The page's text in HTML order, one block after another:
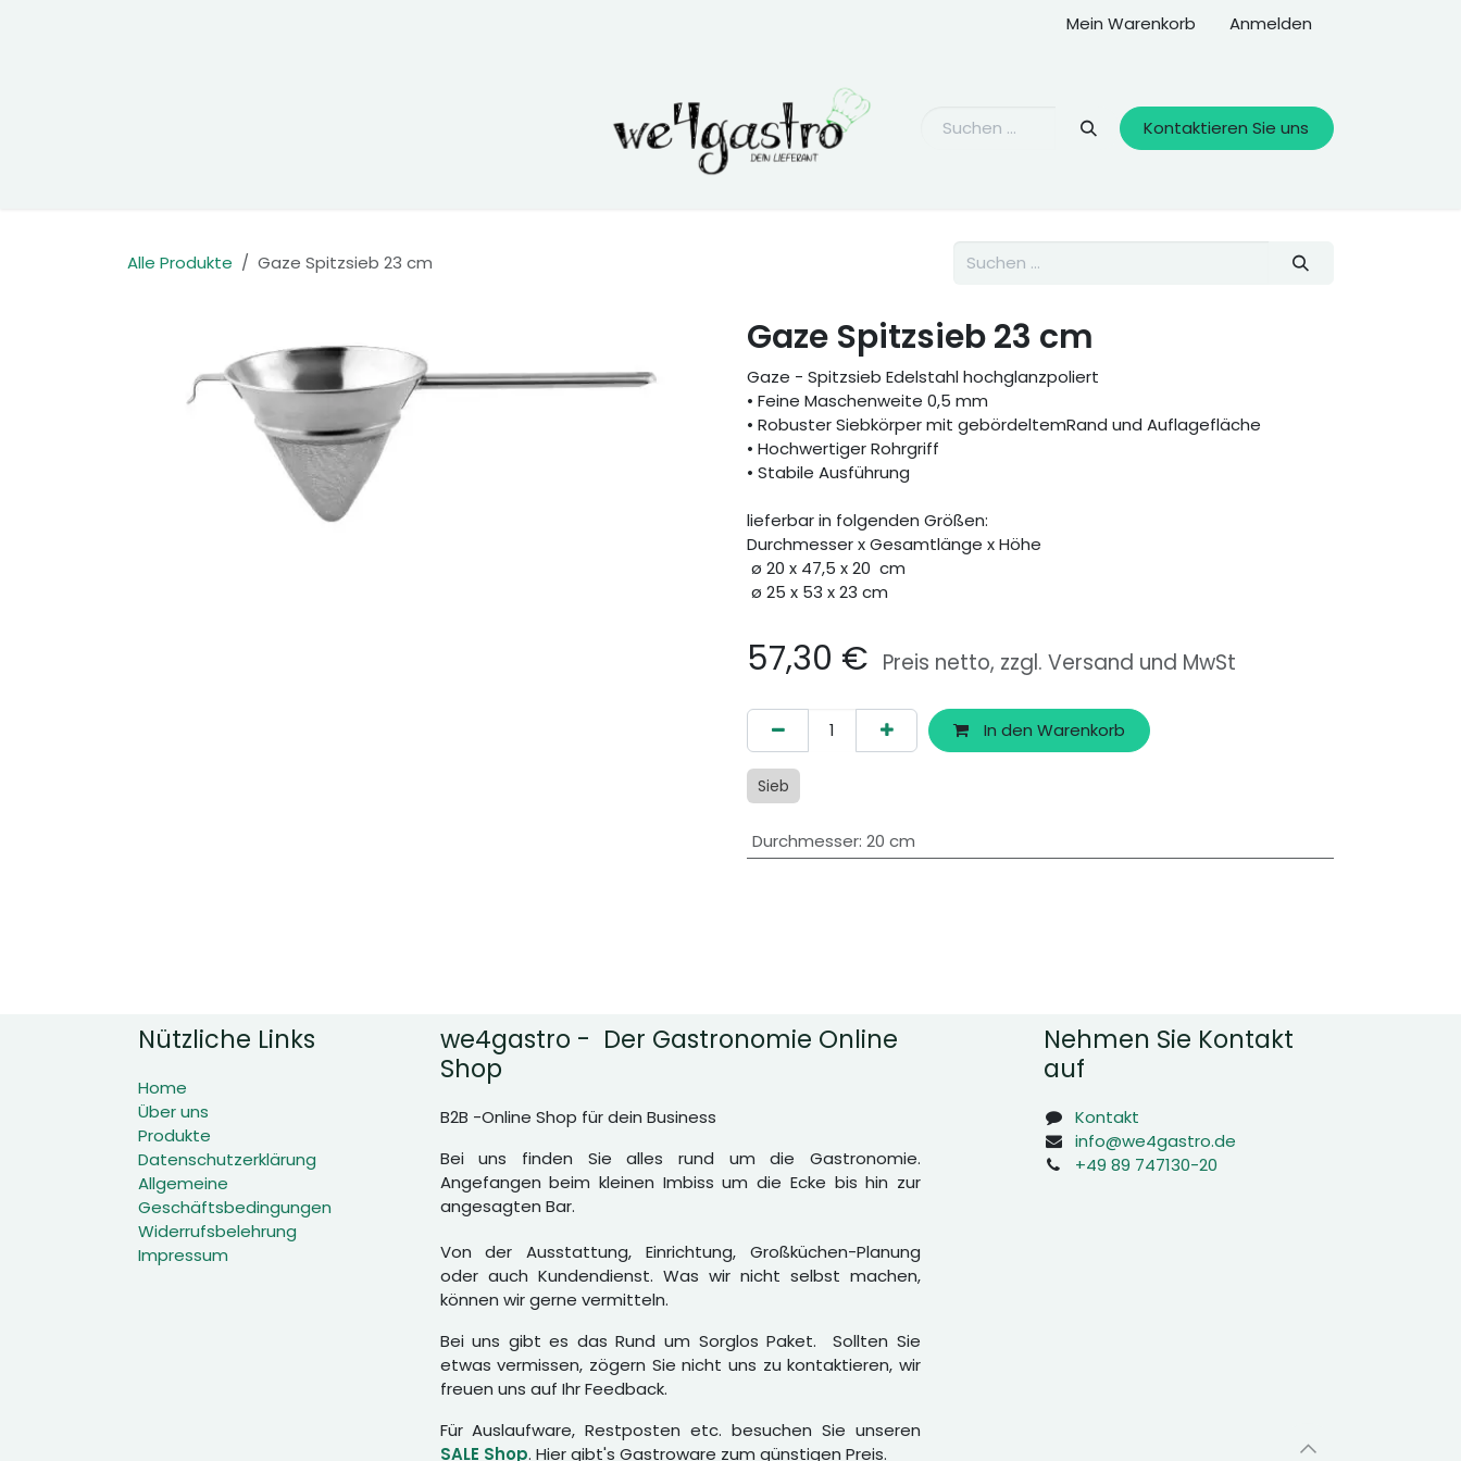
Mein Warenkorb Anmelden
Kontaktieren Sie uns
Alle Produkte Gaze Spitzsieb 23 cm
Gaze Spitzsieb 23 cm
Gaze - Spitzsieb Edelstahl hochglanzpoliert
• Feine Maschenweite 0,5 mm
• Robuster Siebkörper mit gebördeltemRand und Auflagefläche
• Hochwertiger Rohrgriff
• Stabile Ausführung
lieferbar in folgenden Größen:
Durchmesser x Gesamtlänge x Höhe
ø 20 x 47,5 x 20 cm
ø 25 x 53 x 23 cm
57,30 € Preis netto, zzgl. Versand und MwSt
In den Warenkorb
Sieb
Durchmesser: 20 cm
Nützliche Links
Home
Über uns
Produkte
Datenschutzerklärung
Allgemeine
Geschäftsbedingungen
Widerrufsbelehrung
Impressum
we4gastro - Der Gastronomie Online
Shop
B2B -Online Shop für dein Business
Bei uns finden Sie alles rund um die Gastronomie.
Angefangen beim kleinen Imbiss um die Ecke bis hin zur
angesagten Bar.
Von der Ausstattung, Einrichtung, Großküchen-Planung
oder auch Kundendienst. Was wir nicht selbst machen,
können wir gerne vermitteln.
Bei uns gibt es das Rund um Sorglos Paket. Sollten Sie
etwas vermissen, zögern Sie nicht uns zu kontaktieren, wir
freuen uns auf Ihr Feedback.
Für Auslaufware, Restposten etc. besuchen Sie unseren
SALE Shop. Hier gibt's Gastroware zum günstigen Preis.
Nehmen Sie Kontakt
auf
Kontakt
info@we4gastro.de
+49 89 747130-20